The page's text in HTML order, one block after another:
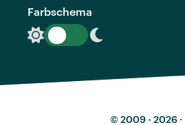
Farbschema
© 2009 - 2026 ·